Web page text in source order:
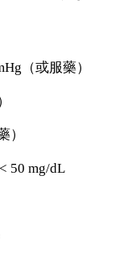
（或服藥）
）
50 mg/dL